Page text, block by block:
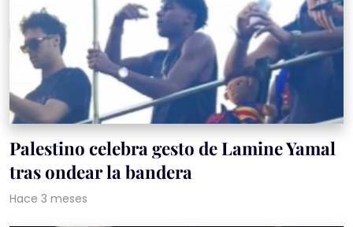
Palestino celebra gesto de Lamine Yamal
tras ondear la bandera
Hace 3 meses